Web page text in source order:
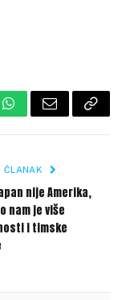
WhatsApp
Email Copy
ČLANAK
nije Amerika,
nam je više
i timske